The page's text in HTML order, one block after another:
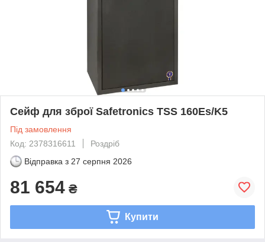
Сейф для зброї Safetronics TSS 160Es/K5
Під замовлення
Код: 2378316611
Роздріб
Відправка з 27 серпня 2026
81 654 ₴
Купити